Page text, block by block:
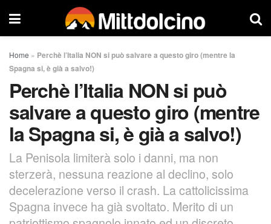
Home » Perchè l’Italia NON si può salvare a questo giro (mentre la
Spagna si, è già a salvo!)
Perchè l’Italia NON si può
salvare a questo giro (mentre
la Spagna si, è già a salvo!)
La Penisola limiterà solo i danni, ma non
sterzerà, nessuna reazione al declino, solo
decelerazione verso il crash. La cattolicissima
Spagna invece ha già svoltato. Merito di un